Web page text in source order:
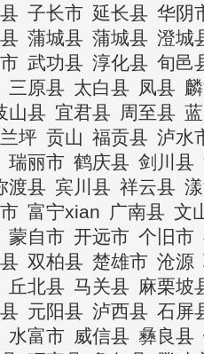
子长市 延长县 华阴
蒲城县 蒲城县 澄城
武功县 淳化县 旬邑
三原县 太白县 凤县
山县 宜君县 周至县
兰坪 贡山 福贡县 泸水
瑞丽市 鹤庆县 剑川县
渡县 宾川县 祥云县
富宁xian 广南县 文
蒙自市 开远市 个旧市
双柏县 楚雄市 沧源
丘北县 马关县 麻栗坡
元阳县 泸西县 石屏
水富市 威信县 彝良县